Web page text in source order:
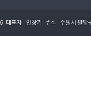
대표자 : 민창기 주소 : 수원시 팔